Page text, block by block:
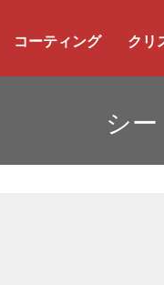
コーティング クリ
シ